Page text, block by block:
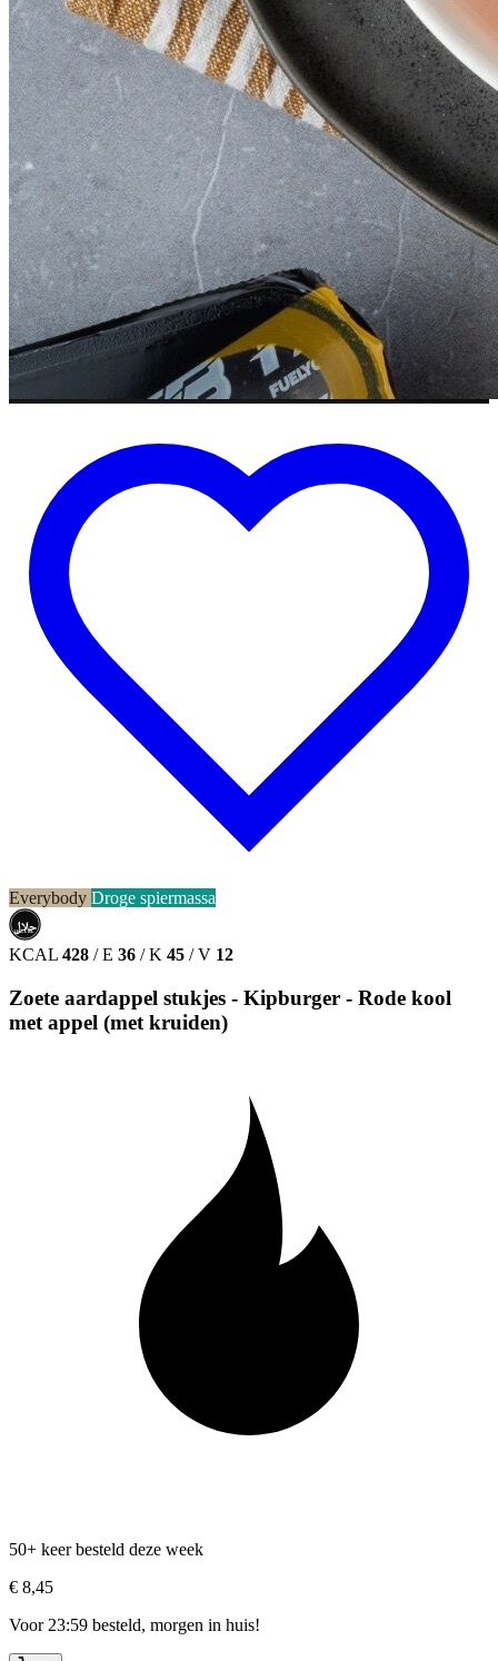
Everybody Droge spiermassa
حلال
HALAL
KCAL 428 / E 36 / K 45 / V 12
Zoete aardappel stukjes - Kipburger - Rode kool
met appel (met kruiden)
50+ keer besteld deze week
€ 8,45
Voor 23:59 besteld, morgen in huis!